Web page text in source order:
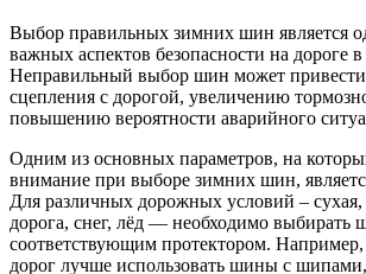
Выбор правильных зимних шин является
важных аспектов безопасности на дороге
Неправильный выбор шин может
сцепления с дорогой, увеличению
повышению вероятности аварийного
Одним из основных параметров, на
внимание при выборе зимних шин,
Для различных дорожных условий – сухая,
дорога, снег, лёд — необходимо выбирать
соответствующим протектором. Например,
дорог лучше использовать шины с